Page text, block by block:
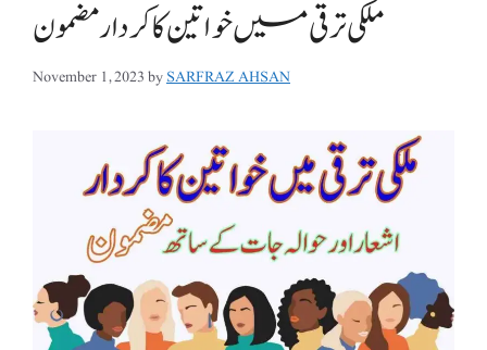
ملکی ترقی میں خواتین کا کردار مضمون
November 1, 2023bySARFRAZ AHSAN